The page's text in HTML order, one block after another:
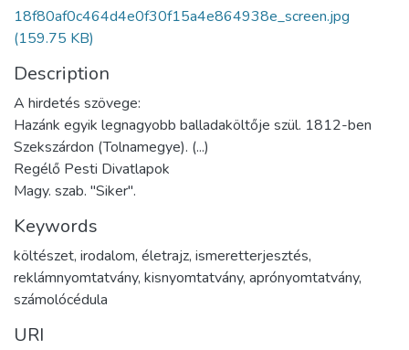
18f80af0c464d4e0f30f15a4e864938e_screen.jpg
(159.75 KB)
Description
A hirdetés szövege:
Hazánk egyik legnagyobb balladaköltője szül. 1812-ben
Szekszárdon (Tolnamegye). (...)
Regélő Pesti Divatlapok
Magy. szab. "Siker".
Keywords
költészet, irodalom, életrajz, ismeretterjesztés,
reklámnyomtatvány, kisnyomtatvány, aprónyomtatvány,
számolócédula
URI